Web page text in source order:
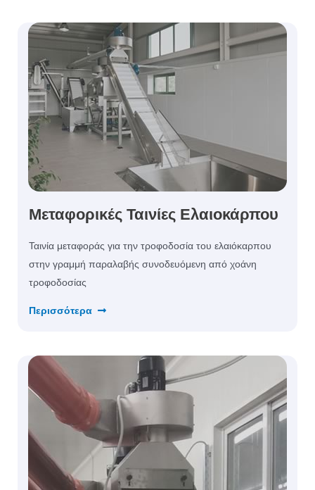
Μεταφορικές Ταινίες Ελαιοκάρπου
Ταινία μεταφοράς για την τροφοδοσία του ελαιόκαρπου
στην γραμμή παραλαβής συνοδευόμενη από χοάνη
τροφοδοσίας
Περισσότερα